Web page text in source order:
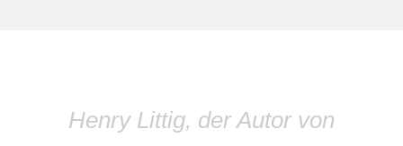
Henry Littig, der Autor von